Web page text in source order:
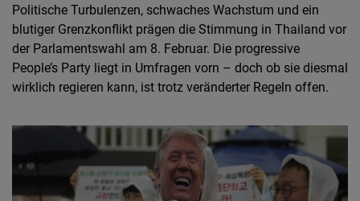
Politische Turbulenzen, schwaches Wachstum und ein
blutiger Grenzkonflikt prägen die Stimmung in Thailand vor
der Parlamentswahl am 8. Februar. Die progressive
People’s Party liegt in Umfragen vorn – doch ob sie diesmal
wirklich regieren kann, ist trotz veränderter Regeln offen.